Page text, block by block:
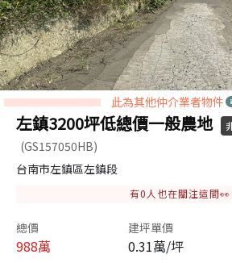
此為其他仲介業者物件
左鎮3200坪低總價一般農地
(GS157050HB)
台南市左鎮區左鎮段
有0 人也在關注這間👀
總價
988萬
建坪單價
0.31萬/坪